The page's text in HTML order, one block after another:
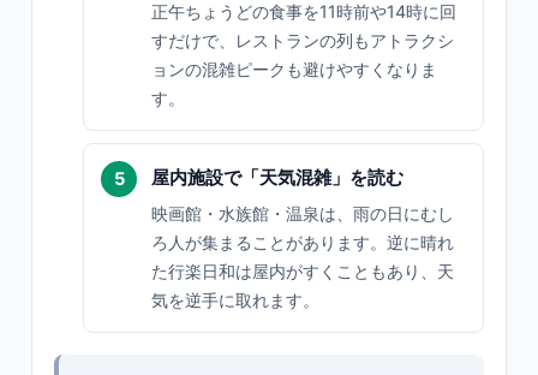
正午ちょうどの食事を11時前や14時に回
すだけで、レストランの列もアトラクシ
ョンの混雑ピークも避けやすくなりま
す。
屋内施設で「天気混雑」を読む
映画館・水族館・温泉は、雨の日にむし
ろ人が集まることがあります。逆に晴れ
た行楽日和は屋内がすくこともあり、天
気を逆手に取れます。